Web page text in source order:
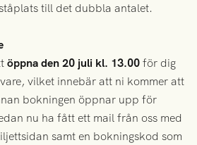
till det dubbla antalet.
öppna den 20 juli kl. 13.00för dig
vilket innebär att ni kommer att
bokningen öppnar upp för
nu ha fått ett mail från oss med
samt en bokningskod som